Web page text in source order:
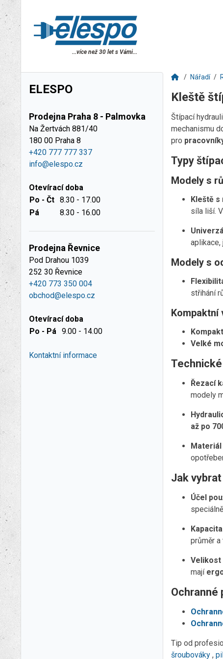
...více než 30 let s Vámi...
ELESPO
Prodejna Praha 8 - Palmovka
Na Žertvách 881/40
180 00 Praha 8
+420 777 777 337
info@elespo.cz
Otevírací doba
Po - Čt 8.30 - 17.00
Pá
8.30 - 16.00
Prodejna Řevnice
Pod Drahou 1039
252 30 Řevnice
+420 773 350 004
obchod@elespo.cz
Otevírací doba
Po - Pá 9.00 - 14.00
Kontaktní informace
Nářadí
Kleště
Štípací
mechanismu
pro
Typy
Modely s
Kleště s
síla liší.
aplikace,
Modely s
střihání
Kompaktní
Velké
Řezací
modely
až po
Jak
Účel
průměr
Velikost
mají
Ochranné
Tip od
šroubováky ,